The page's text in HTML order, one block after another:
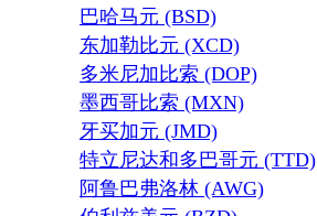
巴哈马元 (BSD)
东加勒比元 (XCD)
多米尼加比索 (DOP)
墨西哥比索 (MXN)
牙买加元 (JMD)
特立尼达和多巴哥元 (TTD)
阿鲁巴弗洛林 (AWG)